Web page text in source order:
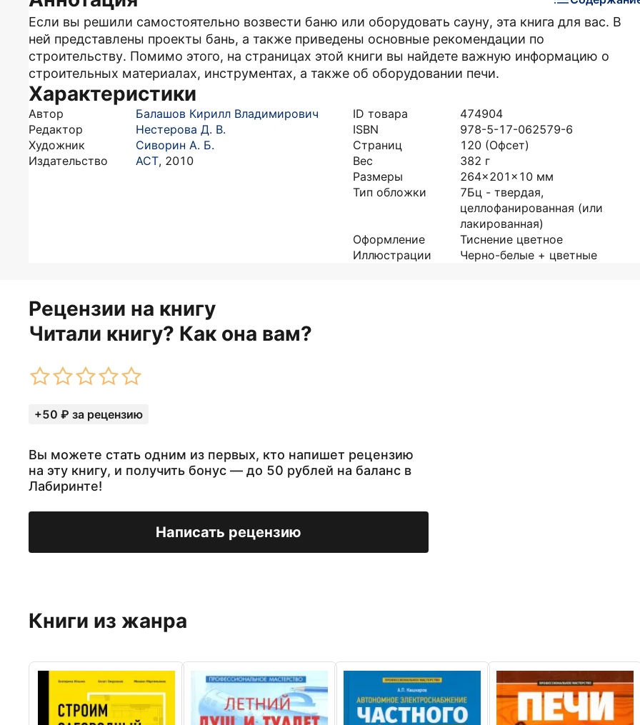
Если вы решили самостоятельно возвести баню или оборудовать сауну, эта книга для вас. В
ней представлены проекты бань, а также приведены основные рекомендации по
строительству. Помимо этого, на страницах этой книги вы найдете важную информацию о
строительных материалах, инструментах, а также об оборудовании печи.
Характеристики
Автор
Балашов Кирилл Владимирович
Редактор
Нестерова Д. В.
Художник
Сиворин А. Б.
Издательство
АСТ, 2010
ID товара
474904
ISBN
978-5-17-062579-6
Страниц
120 (Офсет)
Вес
382 г
Размеры
264x201x10 мм
Тип обложки
7Бц - твердая,
целлофанированная (или
лакированная)
Оформление
Тиснение цветное
Иллюстрации
Черно-белые + цветные
Рецензии на книгу
Читали книгу? Как она вам?
+50 ₽ за рецензию
Вы можете стать одним из первых, кто напишет рецензию
на эту книгу, и получить бонус — до 50 рублей на баланс в
Лабиринте!
Написать рецензию
Книги из жанра